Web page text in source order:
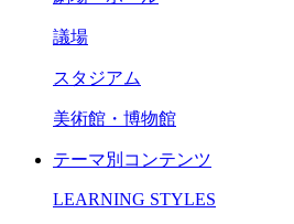
議場
スタジアム
美術館・博物館
テーマ別コンテンツ
LEARNING STYLES